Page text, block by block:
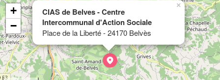
CIAS de Belves - Centre
Intercommunal d'Action Sociale
Place de la Liberté - 24170 Belvès
×
+
−